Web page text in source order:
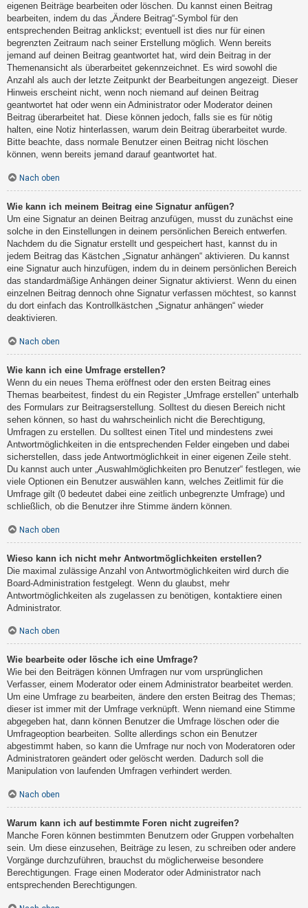
eigenen Beiträge bearbeiten oder löschen. Du kannst einen Beitrag
bearbeiten, indem du das „Ändere Beitrag“-Symbol für den
entsprechenden Beitrag anklickst; eventuell ist dies nur für einen
begrenzten Zeitraum nach seiner Erstellung möglich. Wenn bereits
jemand auf deinen Beitrag geantwortet hat, wird dein Beitrag in der
Themenansicht als überarbeitet gekennzeichnet. Es wird sowohl die
Anzahl als auch der letzte Zeitpunkt der Bearbeitungen angezeigt. Dieser
Hinweis erscheint nicht, wenn noch niemand auf deinen Beitrag
geantwortet hat oder wenn ein Administrator oder Moderator deinen
Beitrag überarbeitet hat. Diese können jedoch, falls sie es für nötig
halten, eine Notiz hinterlassen, warum dein Beitrag überarbeitet wurde.
Bitte beachte, dass normale Benutzer einen Beitrag nicht löschen
können, wenn bereits jemand darauf geantwortet hat.
Nach oben
Wie kann ich meinem Beitrag eine Signatur anfügen?
Um eine Signatur an deinen Beitrag anzufügen, musst du zunächst eine
solche in den Einstellungen in deinem persönlichen Bereich entwerfen.
Nachdem du die Signatur erstellt und gespeichert hast, kannst du in
jedem Beitrag das Kästchen „Signatur anhängen“ aktivieren. Du kannst
eine Signatur auch hinzufügen, indem du in deinem persönlichen Bereich
das standardmäßige Anhängen deiner Signatur aktivierst. Wenn du einen
einzelnen Beitrag dennoch ohne Signatur verfassen möchtest, so kannst
du dort einfach das Kontrollkästchen „Signatur anhängen“ wieder
deaktivieren.
Nach oben
Wie kann ich eine Umfrage erstellen?
Wenn du ein neues Thema eröffnest oder den ersten Beitrag eines
Themas bearbeitest, findest du ein Register „Umfrage erstellen“ unterhalb
des Formulars zur Beitragserstellung. Solltest du diesen Bereich nicht
sehen können, so hast du wahrscheinlich nicht die Berechtigung,
Umfragen zu erstellen. Du solltest einen Titel und mindestens zwei
Antwortmöglichkeiten in die entsprechenden Felder eingeben und dabei
sicherstellen, dass jede Antwortmöglichkeit in einer eigenen Zeile steht.
Du kannst auch unter „Auswahlmöglichkeiten pro Benutzer“ festlegen, wie
viele Optionen ein Benutzer auswählen kann, welches Zeitlimit für die
Umfrage gilt (0 bedeutet dabei eine zeitlich unbegrenzte Umfrage) und
schließlich, ob die Benutzer ihre Stimme ändern können.
Nach oben
Wieso kann ich nicht mehr Antwortmöglichkeiten erstellen?
Die maximal zulässige Anzahl von Antwortmöglichkeiten wird durch die
Board-Administration festgelegt. Wenn du glaubst, mehr
Antwortmöglichkeiten als zugelassen zu benötigen, kontaktiere einen
Administrator.
Nach oben
Wie bearbeite oder lösche ich eine Umfrage?
Wie bei den Beiträgen können Umfragen nur vom ursprünglichen
Verfasser, einem Moderator oder einem Administrator bearbeitet werden.
Um eine Umfrage zu bearbeiten, ändere den ersten Beitrag des Themas;
dieser ist immer mit der Umfrage verknüpft. Wenn niemand eine Stimme
abgegeben hat, dann können Benutzer die Umfrage löschen oder die
Umfrageoption bearbeiten. Sollte allerdings schon ein Benutzer
abgestimmt haben, so kann die Umfrage nur noch von Moderatoren oder
Administratoren geändert oder gelöscht werden. Dadurch soll die
Manipulation von laufenden Umfragen verhindert werden.
Nach oben
Warum kann ich auf bestimmte Foren nicht zugreifen?
Manche Foren können bestimmten Benutzern oder Gruppen vorbehalten
sein. Um diese einzusehen, Beiträge zu lesen, zu schreiben oder andere
Vorgänge durchzuführen, brauchst du möglicherweise besondere
Berechtigungen. Frage einen Moderator oder Administrator nach
entsprechenden Berechtigungen.